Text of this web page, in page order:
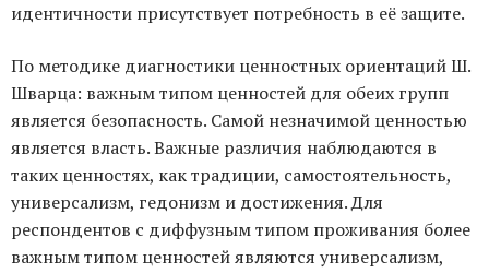
идентичности присутствует потребность в её защите.
По методике диагностики ценностных ориентаций Ш.
Шварца: важным типом ценностей для обеих групп
является безопасность. Самой незначимой ценностью
является власть. Важные различия наблюдаются в
таких ценностях, как традиции, самостоятельность,
универсализм, гедонизм и достижения. Для
респондентов с диффузным типом проживания более
важным типом ценностей являются универсализм,